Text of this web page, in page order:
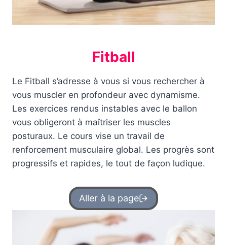
Fitball
Le Fitball s’adresse à vous si vous rechercher à
vous muscler en profondeur avec dynamisme.
Les exercices rendus instables avec le ballon
vous obligeront à maîtriser les muscles
posturaux. Le cours vise un travail de
renforcement musculaire global. Les progrès sont
progressifs et rapides, le tout de façon ludique.
Aller à la page